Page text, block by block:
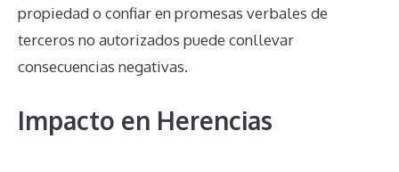
propiedad o confiar en promesas verbales de
terceros no autorizados puede conllevar
consecuencias negativas.
Impacto en Herencias